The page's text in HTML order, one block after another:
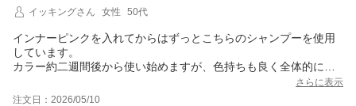
イッキングさん
女性 50代
インナーピンクを入れてからはずっとこちらのシャンプーを使用
しています。
カラー約二週間後から使い始めますが、色持ちも良く全体的に明
また泡立ちも良く、洗いあがりもさらっとして香りもフルーティ
さらに表示
注文日：2026/05/10